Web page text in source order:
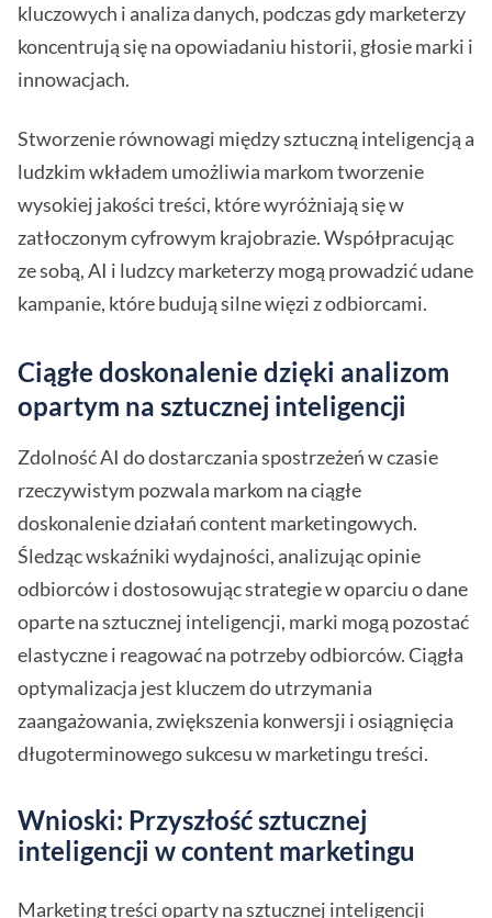
kluczowych i analiza danych, podczas gdy marketerzy
koncentrują się na opowiadaniu historii, głosie marki i
innowacjach.
Stworzenie równowagi między sztuczną inteligencją a
ludzkim wkładem umożliwia markom tworzenie
wysokiej jakości treści, które wyróżniają się w
zatłoczonym cyfrowym krajobrazie. Współpracując
ze sobą, AI i ludzcy marketerzy mogą prowadzić udane
kampanie, które budują silne więzi z odbiorcami.
Ciągłe doskonalenie dzięki analizom
opartym na sztucznej inteligencji
Zdolność AI do dostarczania spostrzeżeń w czasie
rzeczywistym pozwala markom na ciągłe
doskonalenie działań content marketingowych.
Śledząc wskaźniki wydajności, analizując opinie
odbiorców i dostosowując strategie w oparciu o dane
oparte na sztucznej inteligencji, marki mogą pozostać
elastyczne i reagować na potrzeby odbiorców. Ciągła
optymalizacja jest kluczem do utrzymania
zaangażowania, zwiększenia konwersji i osiągnięcia
długoterminowego sukcesu w marketingu treści.
Wnioski: Przyszłość sztucznej
inteligencji w content marketingu
Marketing treści oparty na sztucznej inteligencji